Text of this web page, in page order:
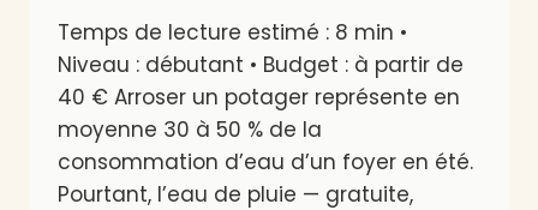
Temps de lecture estimé : 8 min •
Niveau : débutant • Budget : à partir de
40 € Arroser un potager représente en
moyenne 30 à 50 % de la
consommation d’eau d’un foyer en été.
Pourtant, l’eau de pluie — gratuite,